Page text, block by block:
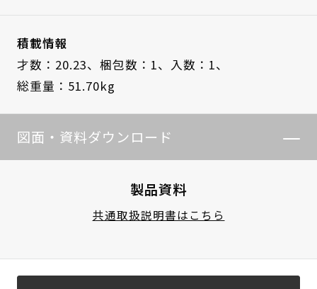
積載情報
才数：20.23、 梱包数：1、 入数：1、
総重量：51.70kg
図面・資料ダウンロード
製品資料
共通取扱説明書はこちら